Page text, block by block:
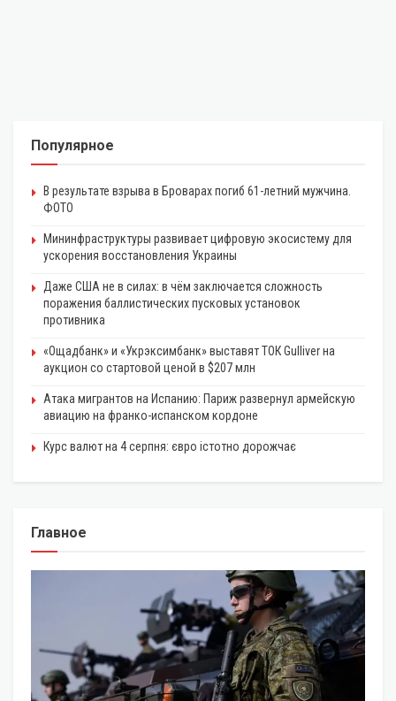
Популярное
В результате взрыва в Броварах погиб 61-летний мужчина.
ФОТО
Мининфраструктуры развивает цифровую экосистему для
ускорения восстановления Украины
Даже США не в силах: в чём заключается сложность
поражения баллистических пусковых установок
противника
«Ощадбанк» и «Укрэксимбанк» выставят ТОК Gulliver на
аукцион со стартовой ценой в $207 млн
Атака мигрантов на Испанию: Париж развернул армейскую
авиацию на франко-испанском кордоне
Курс валют на 4 серпня: євро істотно дорожчає
Главное